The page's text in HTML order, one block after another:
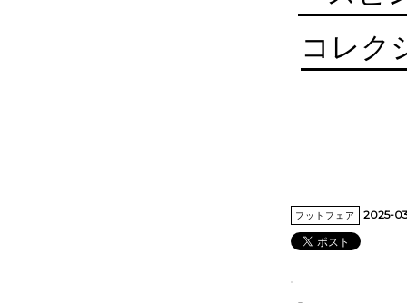
コレク
フットフェア 2025-